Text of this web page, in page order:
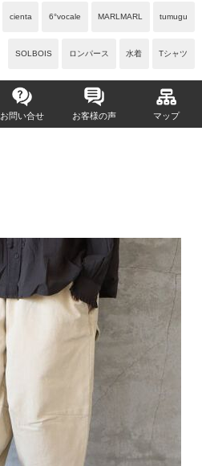
cienta 6°vocale MARLMARL tumugu
SOLBOIS ロンパース 水着 Tシャツ
お問い合せ お客様の声 マップ